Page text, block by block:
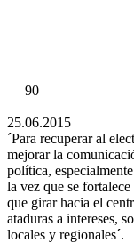
90
25.06.2015
´Para recuperar al
mejorar la
política,
la vez que se
que girar hacia el
ataduras a intereses,
locales y regionales´.